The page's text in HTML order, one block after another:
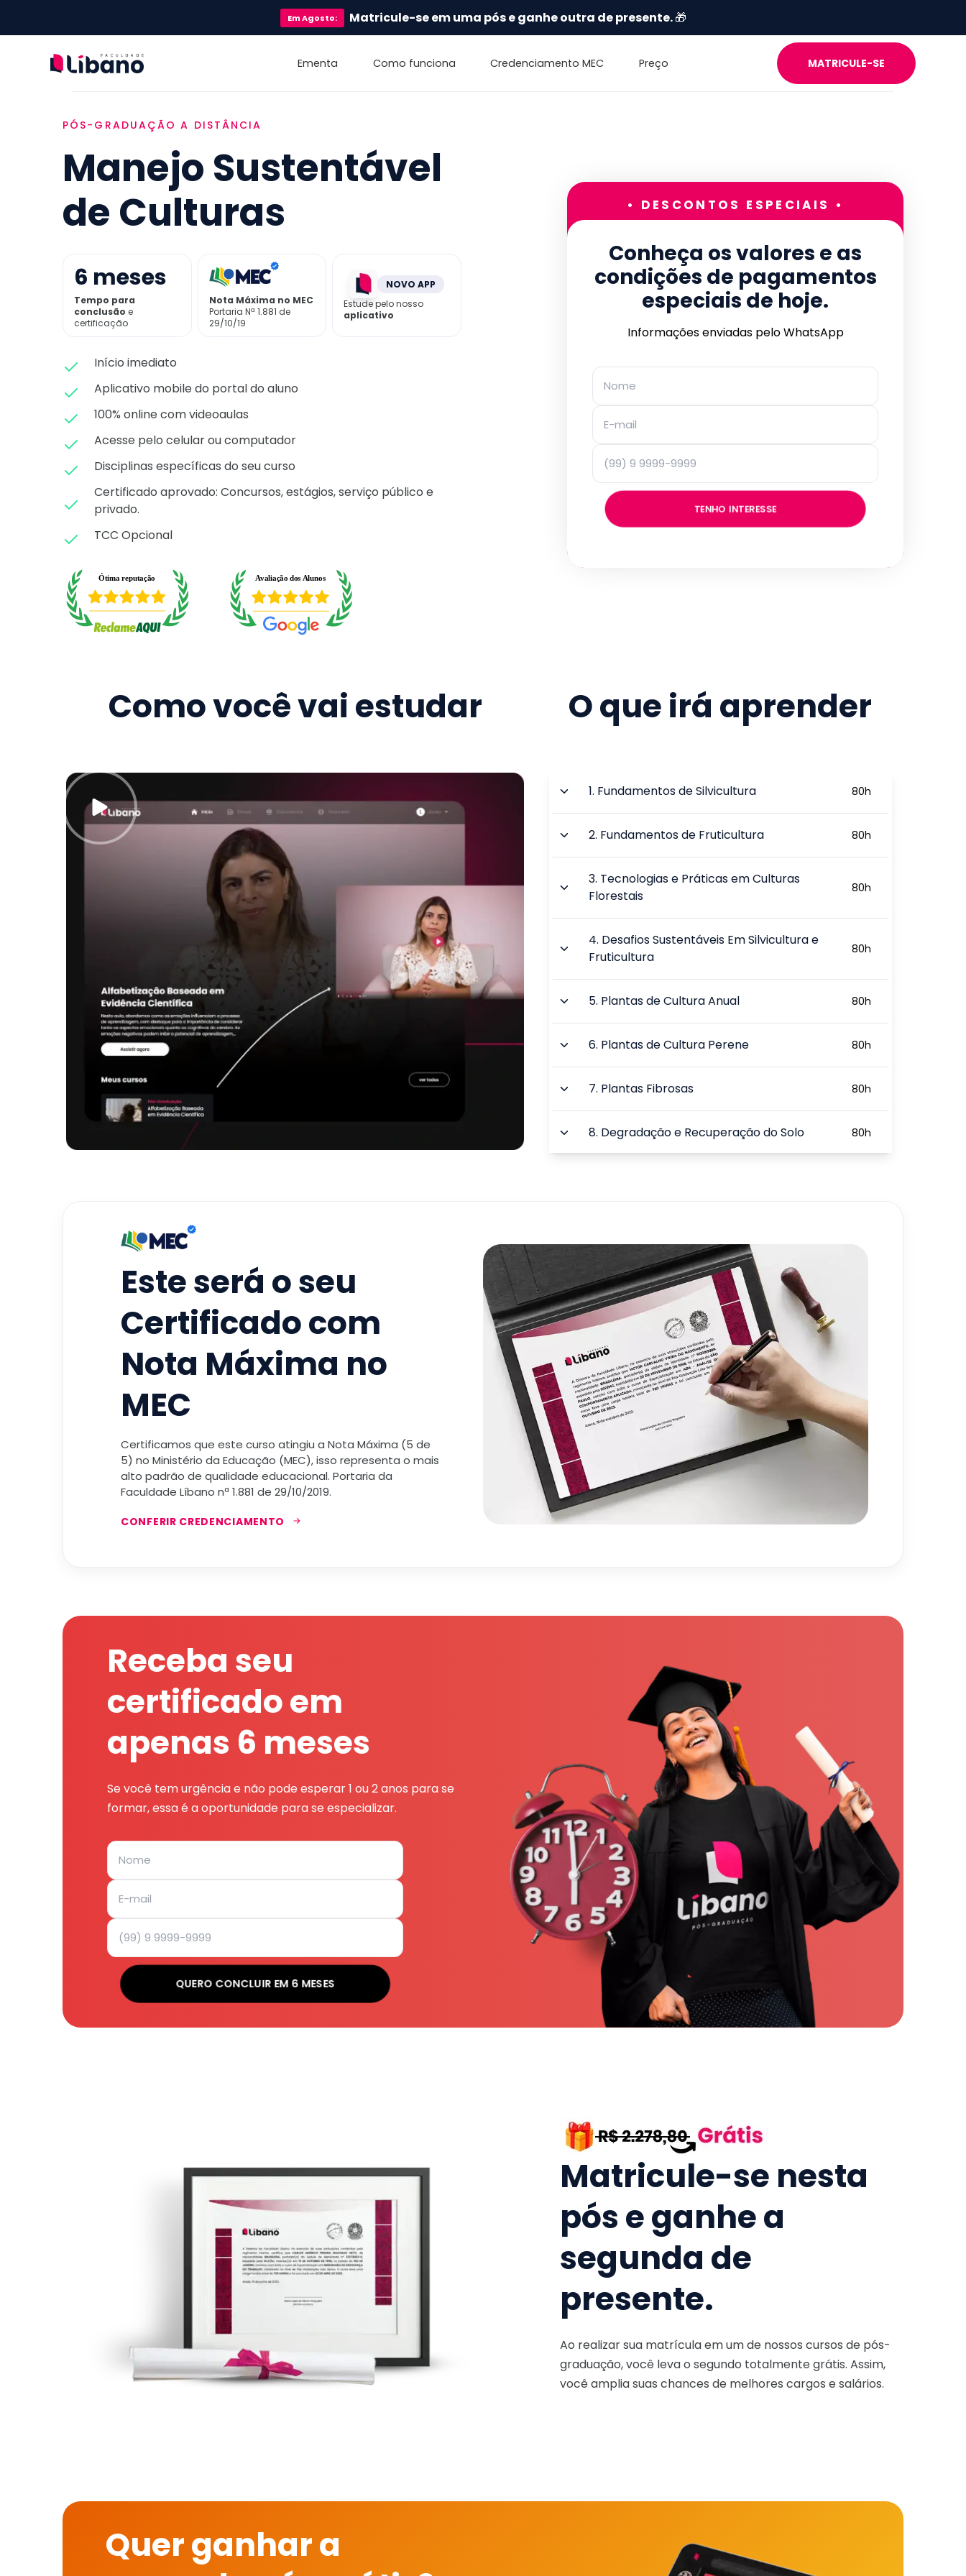
EmAgosto: Matricule-se em uma pós e ganhe outra de presente.🎁
Ementa Como funciona Credenciamento MEC Preço MATRICULE-SE
PÓS-GRADUAÇÃO A DISTÂNCIA
Manejo Sustentável
de Culturas
6 meses
Tempo para
conclusão e
certificação
Nota Máxima no MEC
Portaria Nª 1.881 de
29/10/19
NOVO APP
Estude pelo nosso
aplicativo
Início imediato
Aplicativo mobile do portal do aluno
100% online com videoaulas
Acesse pelo celular ou computador
Disciplinas específicas do seu curso
Certificado aprovado: Concursos, estágios, serviço público e
privado.
TCC Opcional
• DESCONTOS ESPECIAIS •
Conheça os valores e as
condições de pagamentos
especiais de hoje.
Informações enviadas pelo WhatsApp
TENHO INTERESSE
Como você vai estudar O que irá aprender
1. Fundamentos de Silvicultura 80h
2. Fundamentos de Fruticultura 80h
3. Tecnologias e Práticas em Culturas
Florestais
80h
4. Desafios Sustentáveis Em Silvicultura e
Fruticultura
80h
5. Plantas de Cultura Anual 80h
6. Plantas de Cultura Perene 80h
7. Plantas Fibrosas 80h
8. Degradação e Recuperação do Solo 80h
Este será o seu
Certificado com
Nota Máxima no
MEC
Certificamos que este curso atingiu a Nota Máxima (5 de
5) no Ministério da Educação (MEC), isso representa o mais
alto padrão de qualidade educacional. Portaria da
Faculdade Líbano nª 1.881 de 29/10/2019.
CONFERIR CREDENCIAMENTO
Receba seu
certificado em
apenas 6 meses
Se você tem urgência e não pode esperar 1 ou 2 anos para se
formar, essa é a oportunidade para se especializar.
QUERO CONCLUIR EM 6 MESES
Matricule-se nesta
pós e ganhe a
segunda de
presente.
Ao realizar sua matrícula em um de nossos cursos de pós-
graduação, você leva o segundo totalmente grátis. Assim,
você amplia suas chances de melhores cargos e salários.
Quer ganhar a